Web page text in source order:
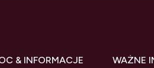
& INFORMACJE WAŻNE